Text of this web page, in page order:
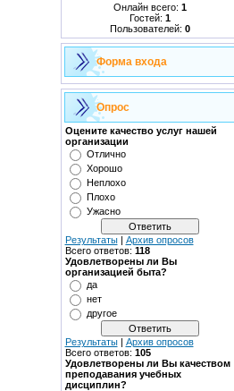
Онлайн всего: 1
Гостей: 1
Пользователей: 0
Форма входа
Опрос
Оцените качество услуг нашей
организации
Отлично
Хорошо
Неплохо
Плохо
Ужасно
Результаты| Архив опросов
Всего ответов: 118
Удовлетворены ли Вы
организацией быта?
да
нет
другое
Результаты| Архив опросов
Всего ответов: 105
Удовлетворены ли Вы качеством
преподавания учебных
дисциплин?